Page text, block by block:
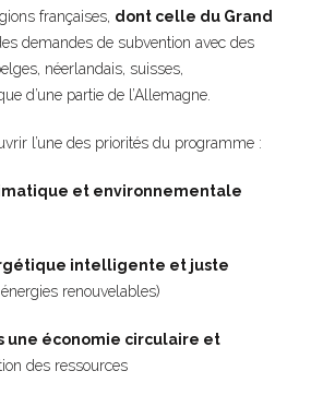
françaises, dont celle du Grand
demandes de subvention avec des
néerlandais, suisses,
d’une partie de l’Allemagne.
l’une des priorités du programme :
et environnementale
intelligente et juste
renouvelables)
une économie circulaire et
des ressources